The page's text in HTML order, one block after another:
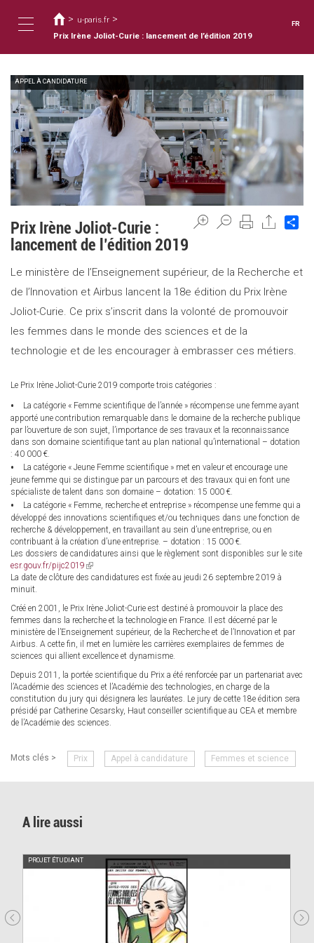
contenu
Toggle
navigation
êtes
ici
> u-paris.fr >
Prix Irène Joliot-Curie : lancement de l’édition 2019
FR
APPEL À CANDIDATURE
Prix Irène Joliot-Curie :
lancement de l’édition 2019
Le ministère de l’Enseignement supérieur, de la Recherche et
de l’Innovation et Airbus lancent la 18e édition du Prix Irène
Joliot-Curie. Ce prix s’inscrit dans la volonté de promouvoir
les femmes dans le monde des sciences et de la
technologie et de les encourager à embrasser ces métiers.
Le Prix Irène Joliot-Curie 2019 comporte trois catégories :
La catégorie « Femme scientifique de l’année » récompense une femme ayant
apporté une contribution remarquable dans le domaine de la recherche publique
par l’ouverture de son sujet, l’importance de ses travaux et la reconnaissance
dans son domaine scientifique tant au plan national qu’international – dotation
: 40 000 €.
La catégorie « Jeune Femme scientifique » met en valeur et encourage une
jeune femme qui se distingue par un parcours et des travaux qui en font une
spécialiste de talent dans son domaine – dotation: 15 000 €.
La catégorie « Femme, recherche et entreprise » récompense une femme qui a
développé des innovations scientifiques et/ou techniques dans une fonction de
recherche & développement, en travaillant au sein d’une entreprise, ou en
contribuant à la création d’une entreprise. – dotation : 15 000 €.
Les dossiers de candidatures ainsi que le règlement sont disponibles sur le site
esr.gouv.fr/pijc2019 (link
is
La date de clôture des candidatures est fixée au jeudi 26 septembre 2019 à
minuit.
Créé en 2001, le Prix Irène Joliot-Curie est destiné à promouvoir la place des
femmes dans la recherche et la technologie en France. Il est décerné par le
ministère de l’Enseignement supérieur, de la Recherche et de l’Innovation et par
Airbus. A cette fin, il met en lumière les carrières exemplaires de femmes de
sciences qui allient excellence et dynamisme.
Depuis 2011, la portée scientifique du Prix a été renforcée par un partenariat avec
l’Académie des sciences et l’Académie des technologies, en charge de la
constitution du jury qui désignera les lauréates. Le jury de cette 18e édition sera
présidé par Catherine Cesarsky, Haut conseiller scientifique au CEA et membre
de l’Académie des sciences.
Mots clés > Prix Appel à candidature Femmes et science
A lire aussi
PROJET ÉTUDIANT